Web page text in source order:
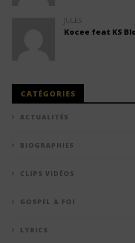
JULES
Kocee feat KS
CATÉGORIES
ACTUALITÉS
BIOGRAPHIES
CLIPS VIDÉOS
GOSPEL & FOI
LYRICS